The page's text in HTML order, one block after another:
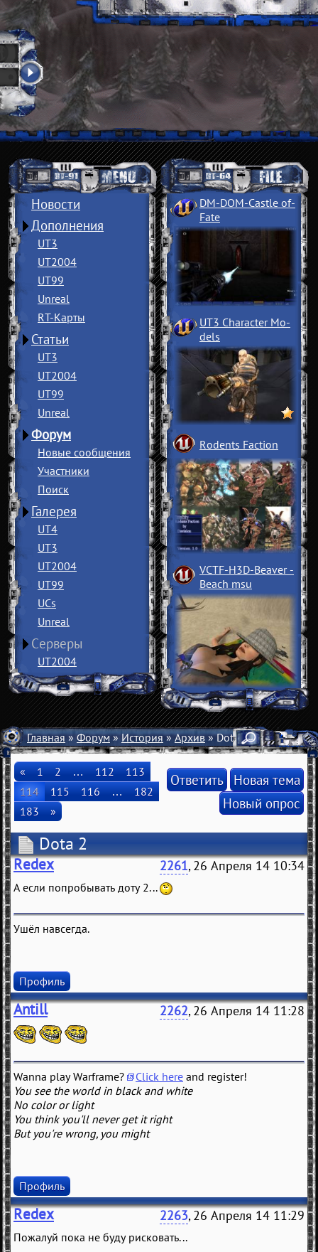
Новости
Дополнения
UT3
UT2004
UT99
Unreal
RT-Карты
Статьи
UT3
UT2004
UT99
Unreal
Форум
Новые сообщения
Участники
Поиск
Галерея
UT4
UT3
UT2004
UT99
UCs
Unreal
Серверы
UT2004
DM-DOM-Castle of­
Fate
UT3 Character Mo­
dels
Rodents Faction
VCTF-H3D-Beaver ­
Beach msu
Главная»Форум»История»Архив» Dota 2
« 1 2 … 112
113
114
115 116 …
182
183
»
Ответить Новая тема
Новый опрос
Dota 2
Redex 2261, 26 Апреля 14 10:34
А если попробывать доту 2...
Ушёл навсегда.
Профиль
Antill 2262, 26 Апреля 14 11:28
Wanna play Warframe? Click here and register!
You see the world in black and white
No color or light
You think you'll never get it right
But you're wrong, you might
Профиль
Redex 2263, 26 Апреля 14 11:29
Пожалуй пока не буду рисковать...